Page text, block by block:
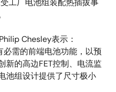
工厂电池组装配热插拔事
Chesley表示：
需的前端电池功能，以预
新的高边FET控制、电流监
池组设计提供了尺寸极小